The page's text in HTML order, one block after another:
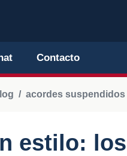
Contacto
acordes suspendidos
estilo: